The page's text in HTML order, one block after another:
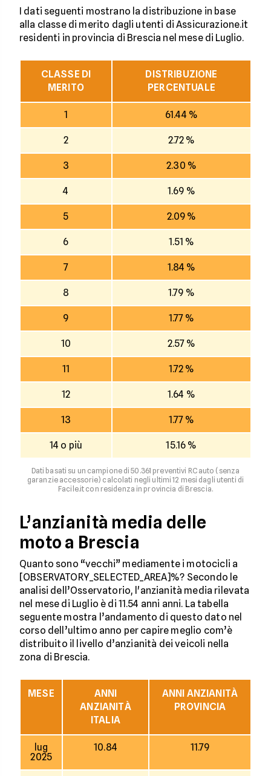
I dati seguenti mostrano la distribuzione in base
alla classe di merito dagli utenti di Assicurazione.it
residenti in provincia di Brescia nel mese di Luglio.
CLASSE DI
MERITO
DISTRIBUZIONE
PERCENTUALE
1 61.44 %
2 2.72 %
3 2.30 %
4 1.69 %
5 2.09 %
6 1.51 %
7 1.84 %
8 1.79 %
9 1.77 %
10 2.57 %
11 1.72 %
12 1.64 %
13 1.77 %
14 o più 15.16 %
Dati basati su un campione di 50.361 preventivi RC auto (senza
garanzie accessorie) calcolati negli ultimi 12 mesi dagli utenti di
Facile.it con residenza in provincia di Brescia.
L’anzianità media delle
moto a Brescia
Quanto sono “vecchi” mediamente i motocicli a
[OBSERVATORY_SELECTED_AREA]%? Secondo le
analisi dell’Osservatorio, l'anzianità media rilevata
nel mese di Luglio è di 11.54 anni anni. La tabella
seguente mostra l’andamento di questo dato nel
corso dell’ultimo anno per capire meglio com’è
distribuito il livello d’anzianità dei veicoli nella
zona di Brescia.
MESE
ANNI
ANZIANITÀ
ITALIA
ANNI ANZIANITÀ
PROVINCIA
lug
2025
10.84 11.79